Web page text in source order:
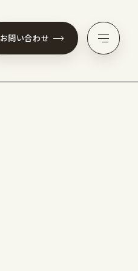
お問い合わせ